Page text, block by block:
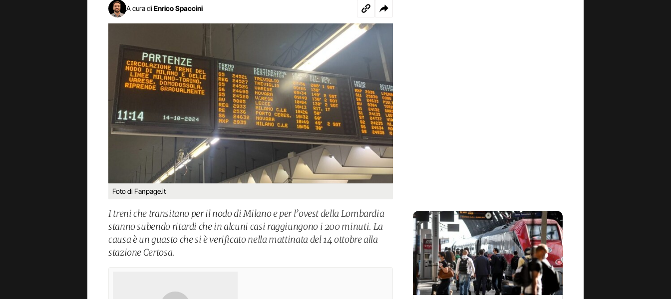
A cura di Enrico Spaccini
Foto di Fanpage.it
I treni che transitano per il nodo di Milano e per l’ovest della Lombardia
stanno subendo ritardi che in alcuni casi raggiungono i 200 minuti. La
causa è un guasto che si è verificato nella mattinata del 14 ottobre alla
stazione Certosa.